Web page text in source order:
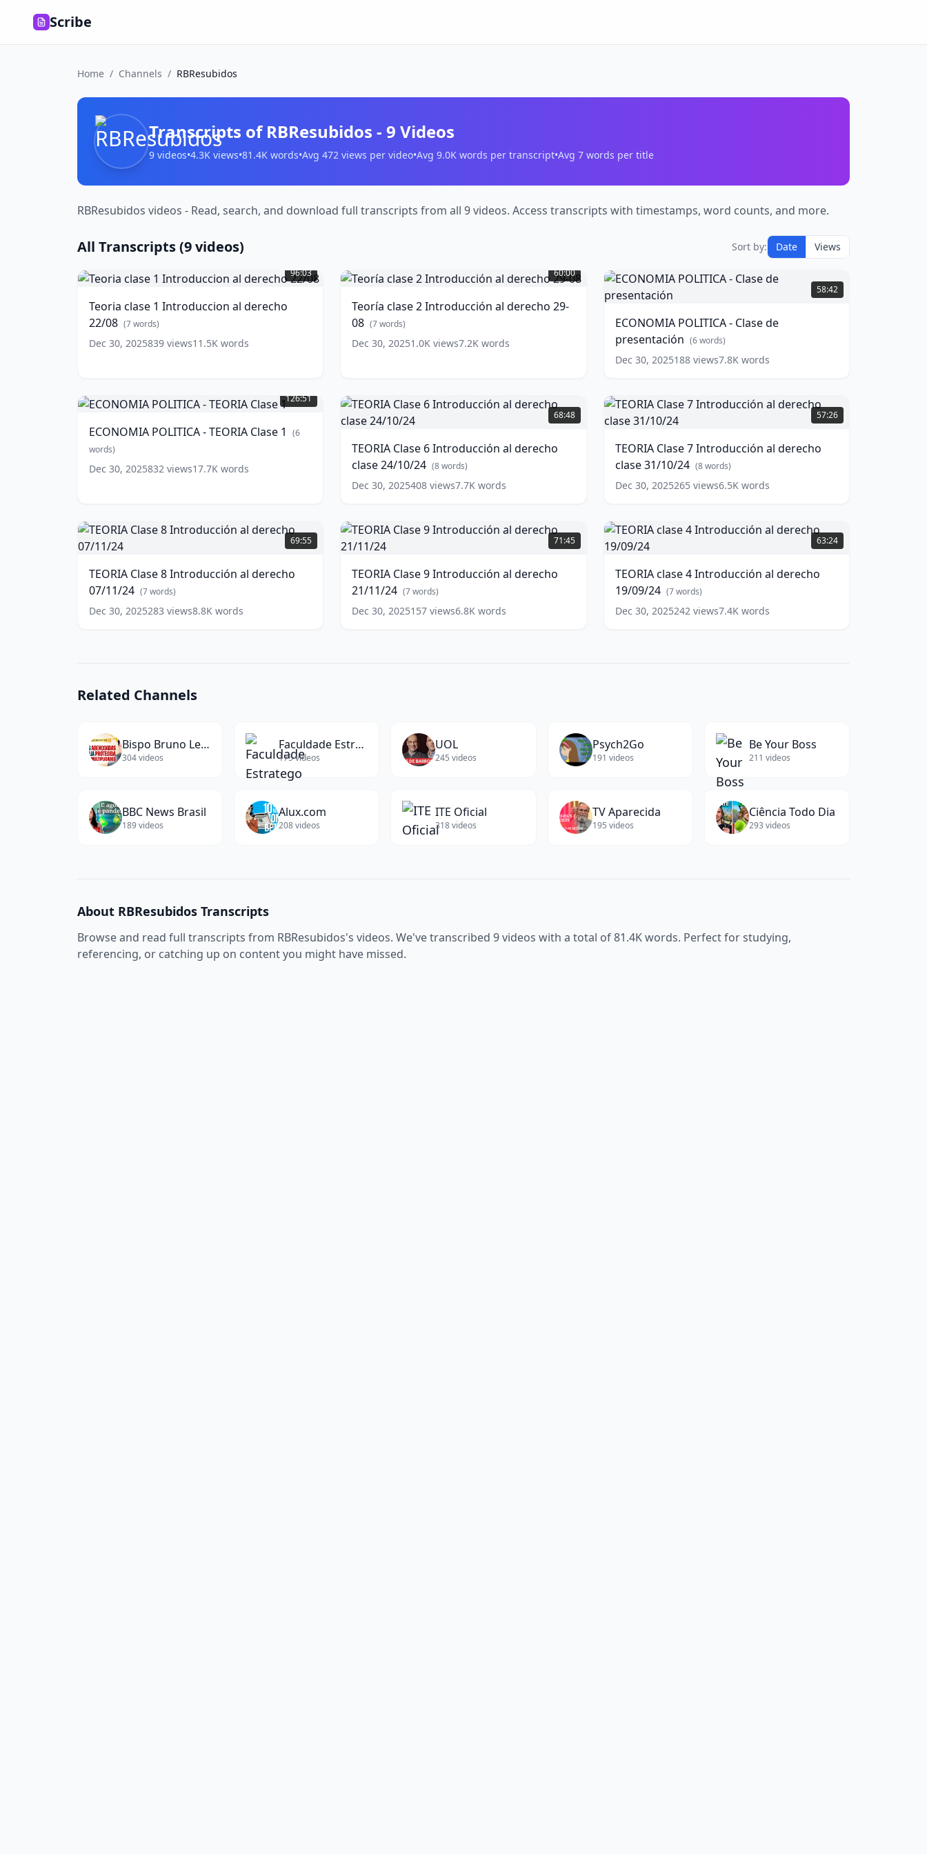
Scribe
Home / Channels / RBResubidos
Transcripts ofRBResubidos - 9 Videos
9 videos•4.3K views•81.4K words•Avg 472 views per video•Avg 9.0K words per transcript•Avg 7 words per title
RBResubidos videos - Read, search, and download full transcripts from all 9 videos. Access transcripts with timestamps, word counts, and more.
All Transcripts (9videos) Sort by: Date Views
Teoria
clase
1
al
derecho
22/08 (
96:03
Teoria clase 1 Introduccion al derecho
22/08 (7words)
Dec 30, 2025839 views11.5K words
clase
2
al
derecho
29-
08
60:00
Teoría clase 2 Introducción al derecho 29-
08 (7words)
Dec 30, 20251.0K views7.2K words
ECONOMIA
POLITICA
-
de
presentación (6
words)
58:42
ECONOMIA POLITICA - Clase de
presentación (6words)
Dec 30, 2025188views7.8Kwords
POLITICA
-
Clase
1 (6
words)
126:51
ECONOMIA POLITICA - TEORIA Clase 1 (6
words)
Dec 30, 2025832 views17.7K words
TEORIA
Clase
6
al
derecho
clase
24/10/24
68:48
TEORIA Clase 6 Introducción al derecho
clase 24/10/24 (8words)
Dec 30, 2025408 views7.7K words
TEORIA
Clase
7
al
derecho
clase
31/10/24
57:26
TEORIA Clase 7 Introducción al derecho
clase 31/10/24 (8words)
Dec 30, 2025265 views6.5Kwords
TEORIA
Clase
8
al
derecho
07/11/24
(7
69:55
TEORIA Clase 8 Introducción al derecho
07/11/24 (7words)
Dec 30, 2025283 views8.8K words
TEORIA
Clase
9
al
derecho
21/11/24 (7
71:45
TEORIA Clase 9 Introducción al derecho
21/11/24 (7words)
Dec 30, 2025157 views6.8K words
TEORIA
clase
4
al
derecho
19/09/24
(7
63:24
TEORIA clase 4 Introducción al derecho
19/09/24 (7words)
Dec 30, 2025242views7.4Kwords
Related Channels
Bispo Bruno Leonardo
304videos
Faculdade Estratego
175videos
UOL
245 videos
Psych2Go
191 videos
Be Your Boss
211 videos
BBC News Brasil
189videos
Alux.com
208videos
ITE Oficial
318videos
TV Aparecida
195 videos
Ciência Todo Dia
293 videos
About RBResubidos Transcripts
Browse and read full transcripts from RBResubidos's videos. We've transcribed 9videos with a total of81.4Kwords. Perfect for studying,
referencing, or catching up on content you might have missed.